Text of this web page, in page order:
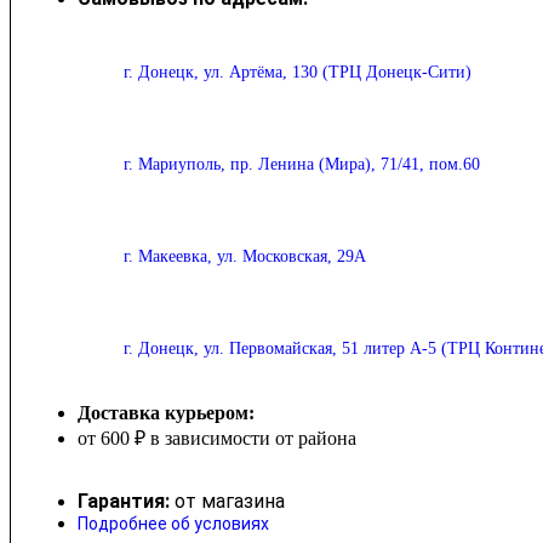
г. Донецк, ул. Артёма, 130 (ТРЦ Донецк-Сити)
г. Мариуполь, пр. Ленина (Мира), 71/41, пом.60
г. Макеевка, ул. Московская, 29А
г. Донецк, ул. Первомайская, 51 литер А-5 (ТРЦ
Доставка курьером:
от 600 ₽ в зависимости от района
Гарантия: от магазина
Подробнее об условиях